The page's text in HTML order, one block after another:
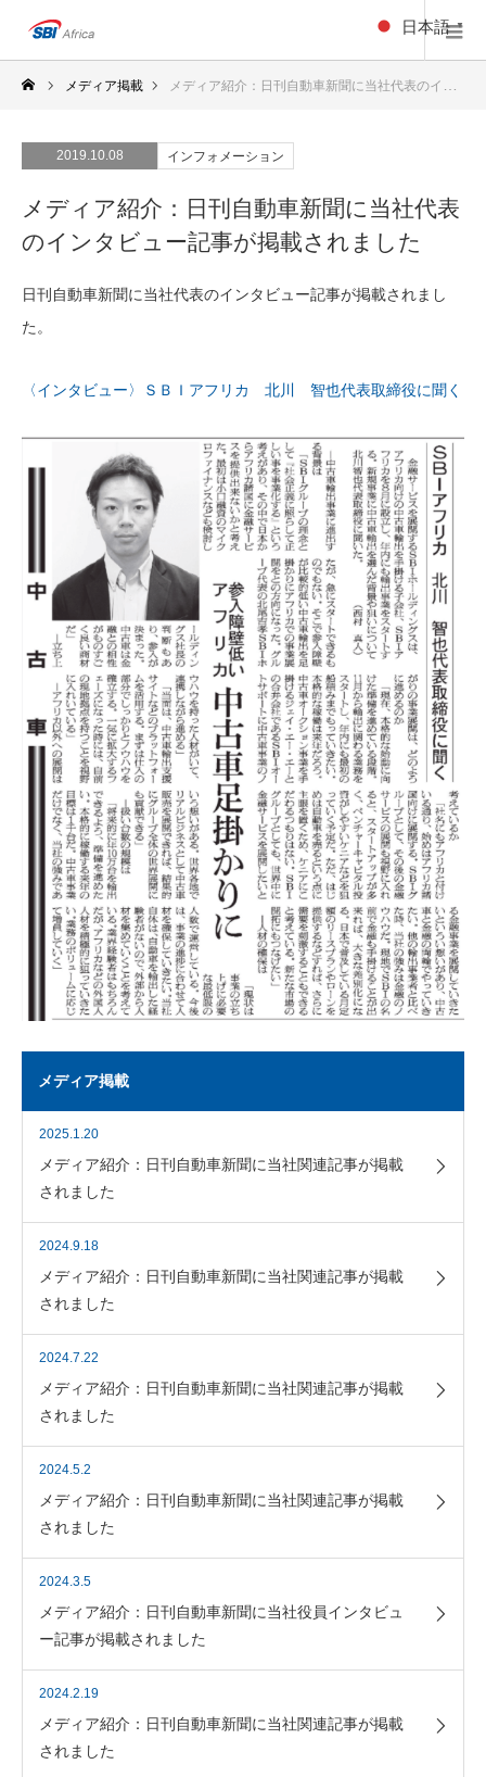
メディア掲載 メディア紹介：日刊自動車新聞に当社代表のインタビュー記事が掲載されました
2019.10.08 インフォメーション
メディア紹介：日刊自動車新聞に当社代表
のインタビュー記事が掲載されました
日刊自動車新聞に当社代表のインタビュー記事が掲載されまし
た。
〈インタビュー〉ＳＢＩアフリカ 北川 智也代表取締役に聞く
メディア掲載
2025.1.20
メディア紹介：日刊自動車新聞に当社関連記事が掲載
されました
2024.9.18
メディア紹介：日刊自動車新聞に当社関連記事が掲載
されました
2024.7.22
メディア紹介：日刊自動車新聞に当社関連記事が掲載
されました
2024.5.2
メディア紹介：日刊自動車新聞に当社関連記事が掲載
されました
2024.3.5
メディア紹介：日刊自動車新聞に当社役員インタビュ
ー記事が掲載されました
2024.2.19
メディア紹介：日刊自動車新聞に当社関連記事が掲載
されました
日本語 ▼